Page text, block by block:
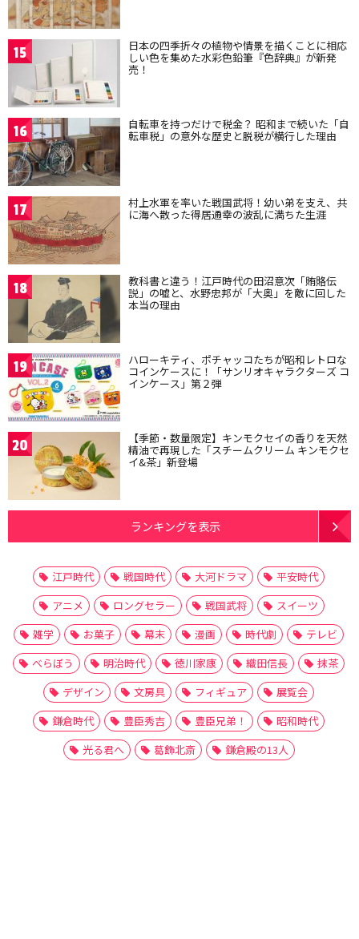
15 日本の四季折々の植物や情景を描くことに相応
しい色を集めた水彩色鉛筆『色辞典』が新発
売！
16 自転車を持つだけで税金？ 昭和まで続いた「自
転車税」の意外な歴史と脱税が横行した理由
17 村上水軍を率いた戦国武将！幼い弟を支え、共
に海へ散った得居通幸の波乱に満ちた生涯
18 教科書と違う！江戸時代の田沼意次「賄賂伝
説」の嘘と、水野忠邦が「大奥」を敵に回した
本当の理由
19 ハローキティ、ポチャッコたちが昭和レトロな
コインケースに！「サンリオキャラクターズ コ
インケース」第２弾
20 【季節・数量限定】キンモクセイの香りを天然
精油で再現した「スチームクリーム キンモクセ
イ&茶」新登場
ランキングを表示
江戸時代 戦国時代 大河ドラマ
平安時代
アニメ
ロングセラー 戦国武将
スイーツ
雑学
お菓子 幕末 漫画 時代劇
テレビ
べらぼう
明治時代 徳川家康 織田信長
抹茶
デザイン
文房具 フィギュア
展覧会
鎌倉時代
豊臣秀吉 豊臣兄弟！
昭和時代
光る君へ
葛飾北斎 鎌倉殿の13人